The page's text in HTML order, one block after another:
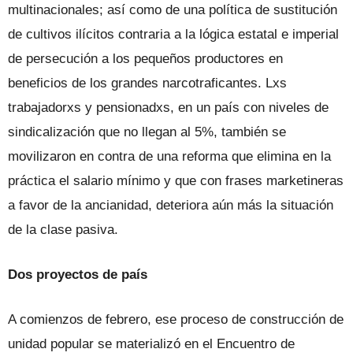
multinacionales; así como de una política de sustitución
de cultivos ilícitos contraria a la lógica estatal e imperial
de persecución a los pequeños productores en
beneficios de los grandes narcotraficantes. Lxs
trabajadorxs y pensionadxs, en un país con niveles de
sindicalización que no llegan al 5%, también se
movilizaron en contra de una reforma que elimina en la
práctica el salario mínimo y que con frases marketineras
a favor de la ancianidad, deteriora aún más la situación
de la clase pasiva.
Dos proyectos de país
A comienzos de febrero, ese proceso de construcción de
unidad popular se materializó en el Encuentro de